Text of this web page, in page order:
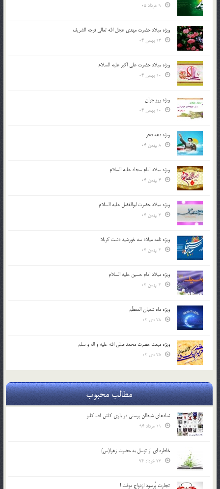
ویژه میلاد حضرت مهدی عجل الله تعالی فرجه الشريف
ویژه میلاد حضرت علی اکبر علیه السلام
ویژه روز جوان
ویژه دهه فجر
ویژه میلاد امام سجاد علیه السلام
ویژه میلاد حضرت ابوالفضل علیه السلام
ویژه نامه میلاد سه خورشید دشت کربلا
ویژه میلاد امام حسین علیه السلام
ویژه ماه شعبان المعظّم
ویژه مبعث حضرت محمد صلی الله علیه و اله و سلم
مطالب محبوب
نمادهای شیطان پرستی در بازی کلش آف کلنز
خاطره ای از توسل به حضرت زهرا(س)
تجارت پُرسود ازدواج موقت !